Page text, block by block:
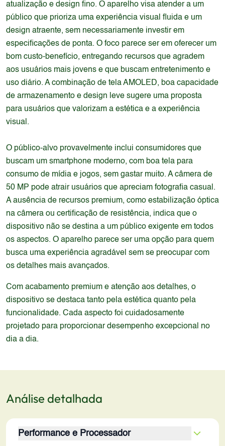
atualização e design fino. O aparelho visa atender a um
público que prioriza uma experiência visual fluida e um
design atraente, sem necessariamente investir em
especificações de ponta. O foco parece ser em oferecer um
bom custo-benefício, entregando recursos que agradem
aos usuários mais jovens e que buscam entretenimento e
uso diário. A combinação de tela AMOLED, boa capacidade
de armazenamento e design leve sugere uma proposta
para usuários que valorizam a estética e a experiência
visual.
O público-alvo provavelmente inclui consumidores que
buscam um smartphone moderno, com boa tela para
consumo de mídia e jogos, sem gastar muito. A câmera de
50 MP pode atrair usuários que apreciam fotografia casual.
A ausência de recursos premium, como estabilização óptica
na câmera ou certificação de resistência, indica que o
dispositivo não se destina a um público exigente em todos
os aspectos. O aparelho parece ser uma opção para quem
busca uma experiência agradável sem se preocupar com
os detalhes mais avançados.
Com acabamento premium e atenção aos detalhes, o
dispositivo se destaca tanto pela estética quanto pela
funcionalidade. Cada aspecto foi cuidadosamente
projetado para proporcionar desempenho excepcional no
dia a dia.
Análise detalhada
Performance e Processador